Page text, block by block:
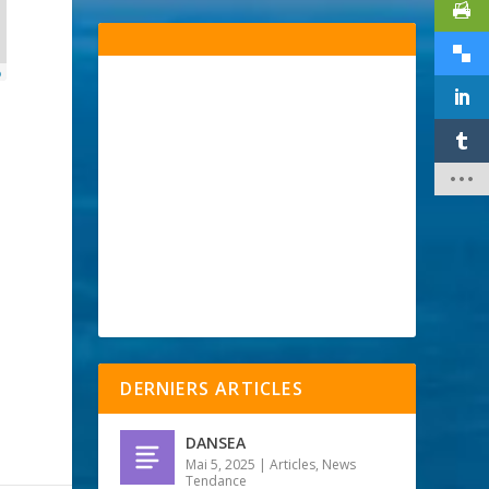
DERNIERS ARTICLES
DANSEA
Mai 5, 2025 |Articles, News
Tendance